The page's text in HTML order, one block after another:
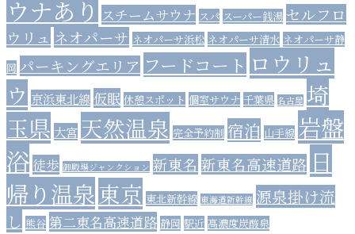
ウナあり スチームサウナ スパ スーパー銭湯 セルフロ
ウリュ ネオパーサ ネオパーサ浜松 ネオパーサ清水 ネオパーサ静
岡 パーキングエリア フードコート ロウリュ
ウ 京浜東北線仮眠 休憩スポット 個室サウナ 千葉県 名古屋 埼
玉県 大宮 天然温泉 完全予約制 宿泊 山手線 岩盤
浴 徒歩 御殿場ジャンクション 新東名 新東名高速道路 日
帰り温泉東京 東北新幹線 東海道新幹線 源泉掛け流
し 熊谷 第二東名高速道路 静岡 駅近 高濃度炭酸泉